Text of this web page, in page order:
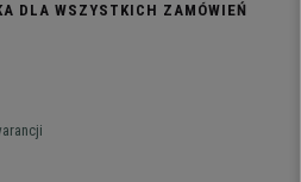
DLA WSZYSTKICH ZAMÓWIEŃ